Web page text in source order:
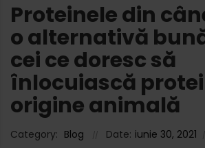
Proteinele din
o alternativă
cei ce doresc să
înlocuiască
origine animală
Category: Blog Date: iunie 30, 2021